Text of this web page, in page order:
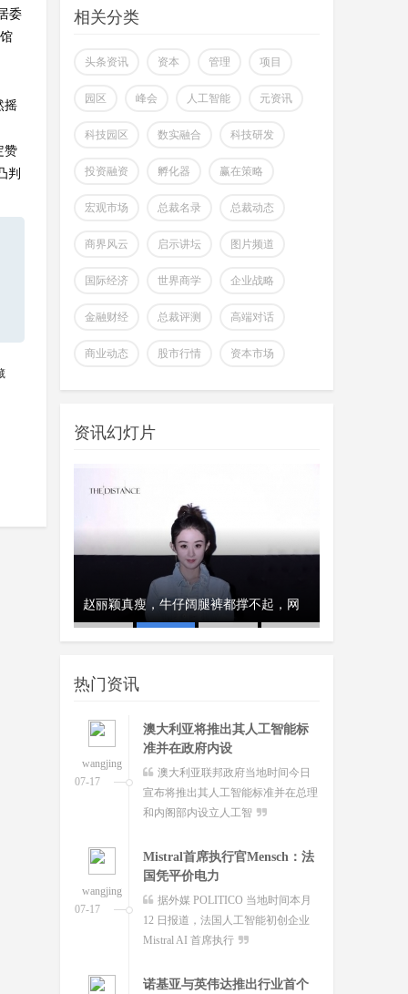
委
摇
赞
判
掌握市场风云动态
改变你所看到的世界
相关分类
头条资讯 资本 管理 项目
园区 峰会 人工智能 元资讯
科技园区 数实融合 科技研发
投资融资 孵化器 赢在策略
宏观市场 总裁名录 总裁动态
商界风云 启示讲坛 图片频道
国际经济 世界商学 企业战略
金融财经 总裁评测 高端对话
商业动态 股市行情 资本市场
资讯幻灯片
赵丽颖真瘦，牛仔阔腿裤都撑不起，网
热门资讯
上纬新材今日官宣，全球首个可
变形个人机器人 —— 启元 T，正式
登场。据介绍，上纬新
超越Opus 4.7美国顶级大模型
Kimi K3即将发
这个月会有多款国产重量级大模
07-17
wangjing
澳大利亚将推出其人工智能标
准并在政府内设
澳大利亚联邦政府当地时间今日
宣布将推出其人工智能标准并在总理
和内阁部内设立人工智
07-17
wangjing
Mistral首席执行官Mensch：法
国凭平价电力
据外媒 POLITICO 当地时间本月
12 日报道，法国人工智能初创企业
Mistral AI 首席执行
诺基亚与英伟达推出行业首个